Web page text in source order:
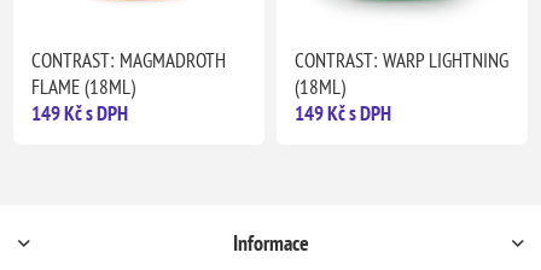
CONTRAST: MAGMADROTH
FLAME (18ML)
149 Kč s DPH
CONTRAST: WARP LIGHTNING
(18ML)
149 Kč s DPH
Informace